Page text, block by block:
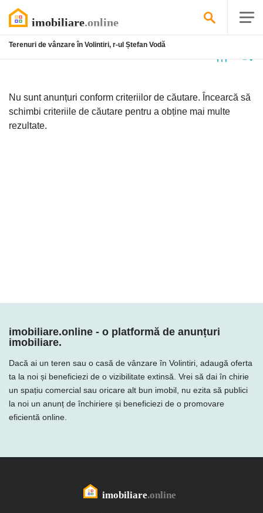
Terenuri de vânzare în Volintiri, r-ul Ștefan Vodă
Nu sunt anunțuri conform criteriilor de căutare. Încearcă să
schimbi criteriile de căutare pentru a obține mai multe
rezultate.
imobiliare.online - o platformă de anunțuri
imobiliare.
Dacă ai un teren sau o casă de vânzare în Volintiri, adaugă oferta
ta la noi și beneficiezi de o vizibilitate extinsă. Vrei să dai în chirie
un spațiu comercial sau oricare alt bun imobil, nu ezita să publici
la noi un anunț de închiriere și beneficiezi de o promovare
eficientă online.